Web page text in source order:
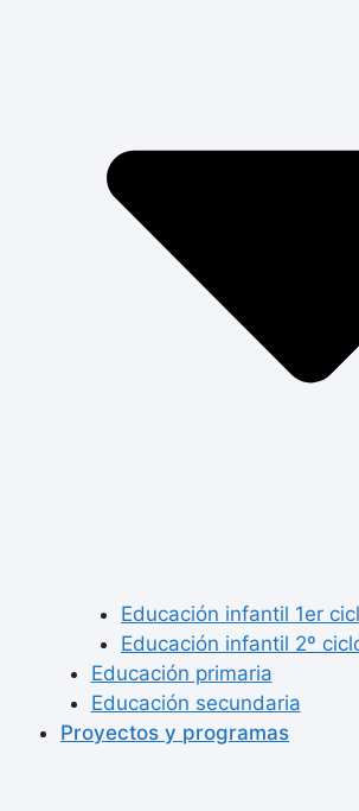
Educación infantil 1er
Educación infantil 2º
Educación primaria
Educación secundaria
Proyectos y programas